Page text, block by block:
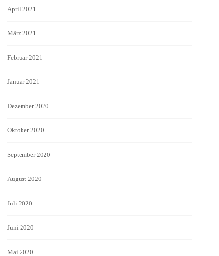
April 2021
März 2021
Februar 2021
Januar 2021
Dezember 2020
Oktober 2020
September 2020
August 2020
Juli 2020
Juni 2020
Mai 2020